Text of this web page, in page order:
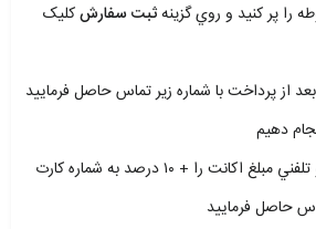
پر کنيد و روي گزينهثبت سفارشکليک
از پرداخت با شماره زير تماس حاصل فرماييد
دهيم
براي خريد کارت به کارت و تلفني مبلغ اکانت را + ۱۰ درصد به شماره کارت
حاصل فرماييد